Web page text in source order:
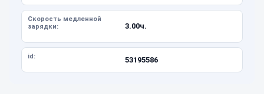
Скорость медленной
зарядки:
3.00ч.
id: 53195586